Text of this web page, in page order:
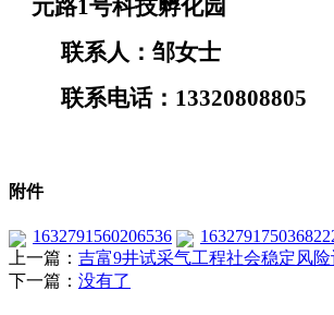
元路1号科技孵化园
联系人： 邹女士
联系电话： 13320808805
附件
1632791560206536
上一篇： 吉富9井试采气工程社会稳定风
下一篇： 没有了